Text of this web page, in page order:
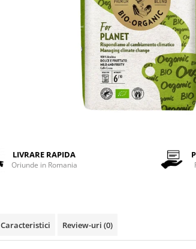
LIVRARE RAPIDA
Oriunde in Romania
Caracteristici Review-uri (0)